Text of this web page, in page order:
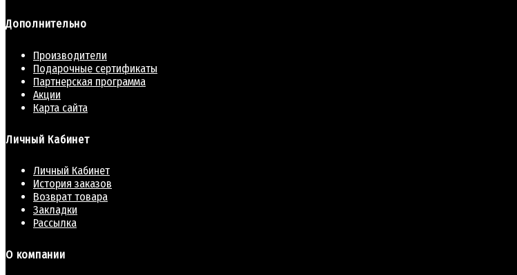
Дополнительно
Производители
Подарочные сертификаты
Партнерская программа
Акции
Карта сайта
Личный Кабинет
Личный Кабинет
История заказов
Возврат товара
Закладки
Рассылка
О компании